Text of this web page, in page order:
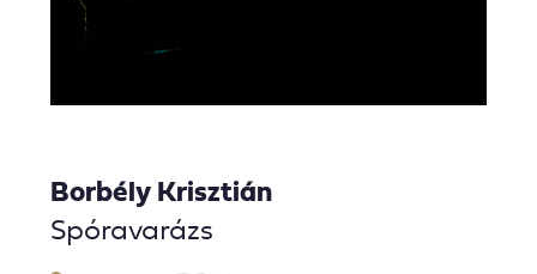
Borbély Krisztián
Spóravarázs